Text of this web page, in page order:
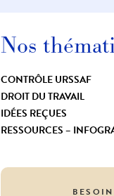
Nos
CONTRÔLE URSSAF
DROIT DU TRAVAIL
IDÉES REÇUES
RESSOURCES –